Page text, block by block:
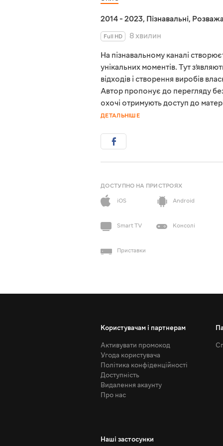
2014 - 2023, Пізнавальні,
Full HD
8 хвилин
На пізнавальному каналі
унікальних моментів. Тут
відходів і створення виробів
Автор пропонує до перегляду
охочі отримують доступ до
ДЕТАЛЬНІШЕ
ДОСТУПНО НА ПРИСТРОЯХ
iOS
Android
Smart TV Консолі
Приставки
Користувачам і партнерам
Активувати промокод
Угода користувача
Політика конфіденційності
Доступність
Видалення акаунту
Про нас
Наші застосунки